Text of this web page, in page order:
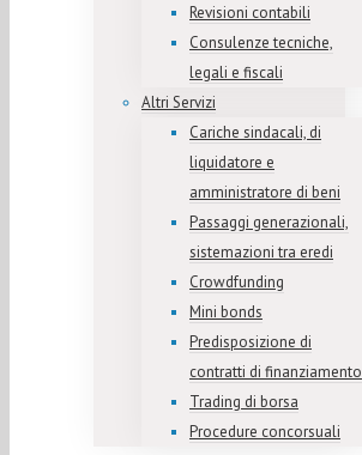
Revisioni contabili
Consulenze tecniche,
legali e fiscali
Altri Servizi
Cariche sindacali, di
liquidatore e
amministratore di beni
Passaggi generazionali,
sistemazioni tra eredi
Crowdfunding
Mini bonds
Predisposizione di
contratti di finanziamento
Trading di borsa
Procedure concorsuali